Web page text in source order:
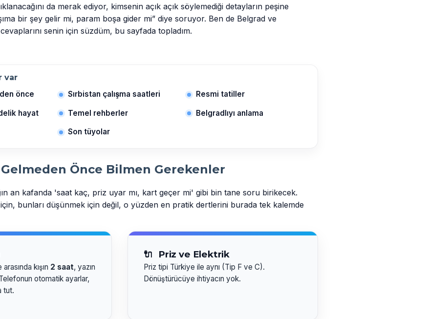
da merak ediyor, kimsenin açık açık söylemediği detayların peşine
bir şey gelir mi, param boşa gider mi” diye soruyor. Ben de Belgrad ve
senin için süzdüm, bu sayfada topladım.
var
önce
Sırbistan çalışma saatleri Resmi tatiller
hayat Temel rehberler Belgradlıyı anlama
Son tüyolar
Gelmeden Önce Bilmen Gerekenler
an kafanda 'saat kaç, priz uyar mı, kart geçer mi' gibi bin tane soru birikecek.
bunları düşünmek için değil, o yüzden en pratik dertlerini burada tek kalemde
kışın 2 saat, yazın
otomatik ayarlar,
tut.
🔌 Priz ve Elektrik
Priz tipi Türkiye ile aynı (Tip F ve C).
Dönüştürücüye ihtiyacın yok.